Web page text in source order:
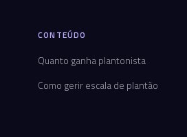
CONTEÚDO
Quanto ganha plantonista
Como gerir escala de plantão